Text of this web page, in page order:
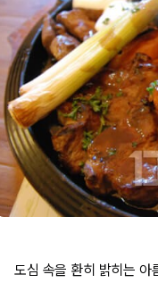
도심 속을 환히 밝히는 아